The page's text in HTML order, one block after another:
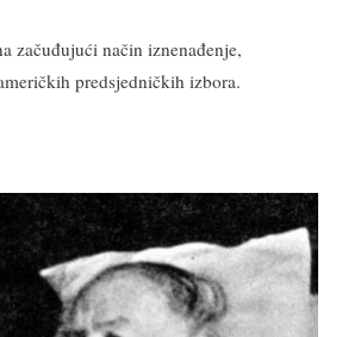
začuđujući način iznenađenje,
predsjedničkih izbora.